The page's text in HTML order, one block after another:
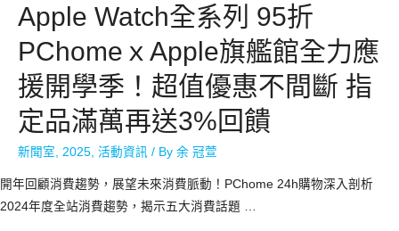
Apple Watch全系列 95折
PChomeｘApple旗艦館全力應
援開學季！超值優惠不間斷 指
定品滿萬再送3%回饋
新聞室 2025 活動資訊 / By 余 冠萱
開年回顧消費趨勢，展望未來消費脈動！PChome 24h購物深入剖析
2024年度全站消費趨勢，揭示五大消費話題 …